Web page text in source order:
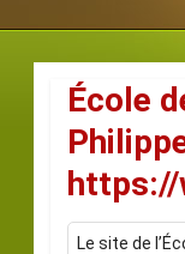
École
https://
Le site de